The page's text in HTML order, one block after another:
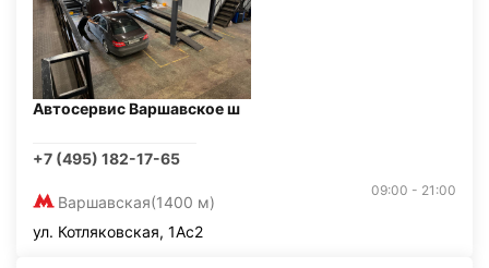
Автосервис Варшавское ш
+7 (495) 182-17-65
Варшавская(1400 м)
09:00 - 21:00
ул. Котляковская, 1Ас2